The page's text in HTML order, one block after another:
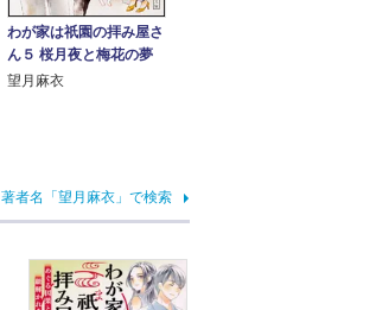
わが家は祇園の拝み屋さ
ん５ 桜月夜と梅花の夢
望月麻衣
著者名「望月麻衣」で検索